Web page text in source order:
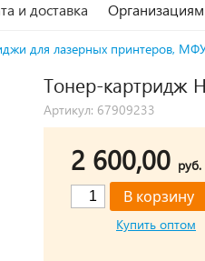
и доставка Организациям
для лазерных принтеров,
Тонер-картридж
Артикул: 67909233
2 600,00 руб.
Купить оптом